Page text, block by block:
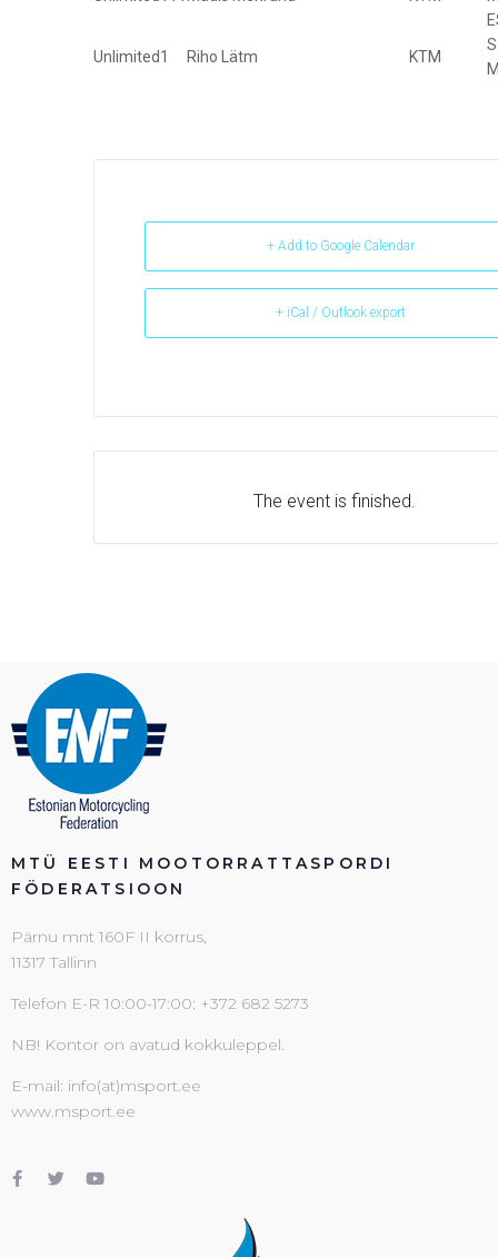
Unlimited1 Riho Lätm KTM
+ Add to Google Calendar
+ iCal / Outlook export
The event is finished.
MTÜ EESTI MOOTORRATTASPORDI
FÖDERATSIOON
Pärnu mnt 160F II korrus,
11317 Tallinn
Telefon E-R 10:00-17:00: +372 682 5273
NB! Kontor on avatud kokkuleppel.
E-mail: info(at)msport.ee
www.msport.ee